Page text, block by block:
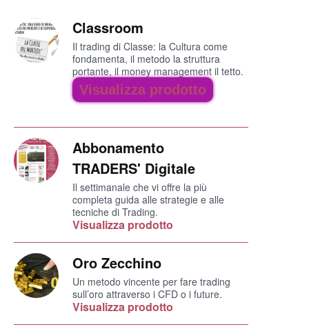
Classroom
Il trading di Classe: la Cultura come
fondamenta, il metodo la struttura
portante, il money management il tetto.
Visualizza prodotto
Abbonamento
TRADERS' Digitale
Il settimanale che vi offre la più
completa guida alle strategie e alle
tecniche di Trading.
Visualizza prodotto
Oro Zecchino
Un metodo vincente per fare trading
sull’oro attraverso i CFD o i future.
Visualizza prodotto